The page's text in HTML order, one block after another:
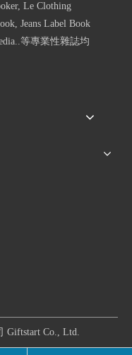
Le Clothing
Jeans Label Book
等專業性雜誌均
Co., Ltd.